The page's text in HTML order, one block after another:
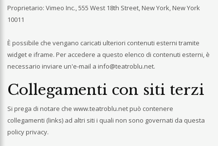
Proprietario: Vimeo Inc., 555 West 18th Street, New York, New York
10011
È possibile che vengano caricati ulteriori contenuti esterni tramite
widget e iframe. Per accedere a questo elenco di contenuti esterni, è
necessario inviare un'e-mail a info@teatroblu.net.
Collegamenti con siti terzi
Si prega di notare che www.teatroblu.net può contenere
collegamenti (links) ad altri siti i quali non sono governati da questa
policy privacy.